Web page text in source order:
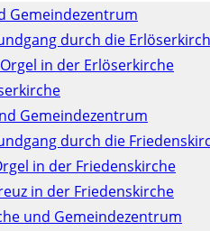
Gemeindezentrum
durch die
in der Erlöserkirche
Gemeindezentrum
durch die
in der Friedenskirche
in der Friedenskirche
und Gemeindezentrum